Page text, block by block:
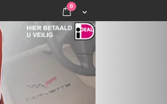
Cart
0 items